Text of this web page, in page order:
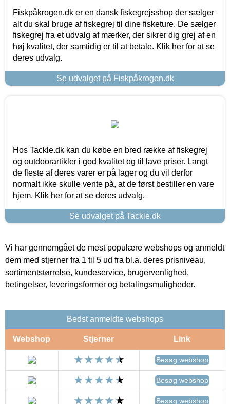
Fiskpåkrogen.dk er en dansk fiskegrejsshop der sælger
alt du skal bruge af fiskegrej til dine fisketure. De sælger
fiskegrej fra et udvalg af mærker, der sikrer dig grej af en
høj kvalitet, der samtidig er til at betale. Klik her for at se
deres udvalg.
Se udvalget på Fiskpåkrogen.dk
Hos Tackle.dk kan du købe en bred række af fiskegrej
og outdoorartikler i god kvalitet og til lave priser. Langt
de fleste af deres varer er på lager og du vil derfor
normalt ikke skulle vente på, at de først bestiller en vare
hjem. Klik her for at se deres udvalg.
Se udvalget på Tackle.dk
Vi har gennemgået de mest populære webshops og anmeldt
dem med stjerner fra 1 til 5 ud fra bl.a. deres prisniveau,
sortimentstørrelse, kundeservice, brugervenlighed,
betingelser, leveringsformer og betalingsmuligheder.
Bedst anmeldte webshops
Webshop Stjerner Link
Besøg webshop
Besøg webshop
Besøg webshop